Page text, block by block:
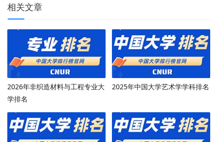
相关文章
2026年非织造材料与工程专业大
学排名
2025年中国大学艺术学学科排名